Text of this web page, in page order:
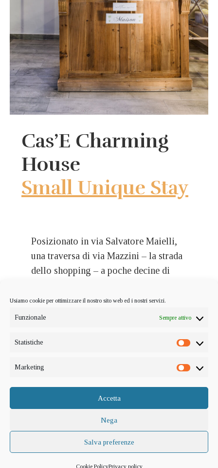
Usiamo cookie per ottimizzare il nostro sito web ed i nostri servizi.
Funzionale Sempre attivo
Statistiche
Marketing
Accetta
Nega
Salva preferenze
Cookie PolicyPrivacy policy
Cas’E Charming
House
Small Unique Stay